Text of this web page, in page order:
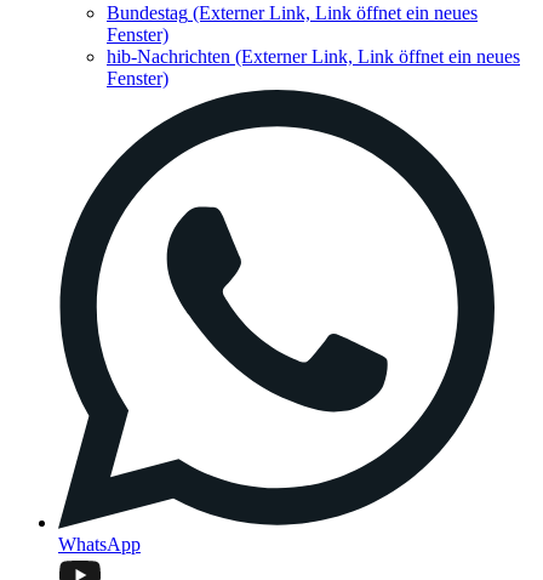
Bundestag (Externer Link, Link öffnet ein neues
Fenster)
hib-Nachrichten (Externer Link, Link öffnet ein neues
Fenster)
WhatsApp